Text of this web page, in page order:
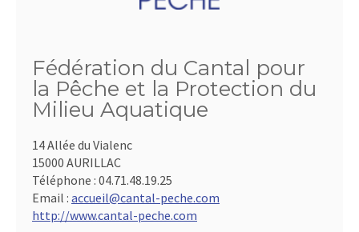
Fédération du Cantal pour
la Pêche et la Protection du
Milieu Aquatique
14 Allée du Vialenc
15000 AURILLAC
Téléphone : 04.71.48.19.25
Email : accueil@cantal-peche.com
http://www.cantal-peche.com